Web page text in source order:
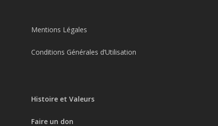
Mentions Légales
Conditions Générales d’Utilisation
Histoire et Valeurs
Faire un don